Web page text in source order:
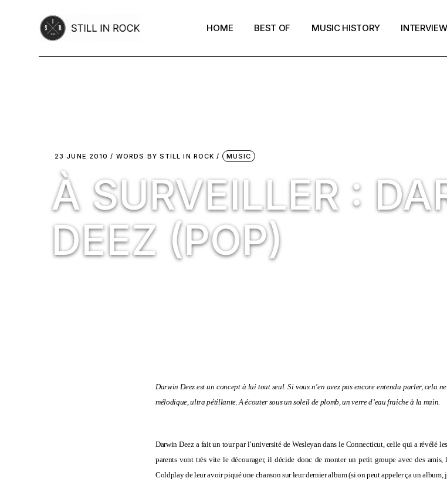
HOME BEST OF MUSIC HISTORY
23 JUNE 2010 WORDS BY STILL IN ROCK MUSIC
À SURVEILLER :
DEEZ (POP)
Darwin Deez est un concept à lui tout seul. Si vous n’en avez pas encore entendu parler, cela
mélodique, ultra pétillante. A écouter sous un soleil de plomb, un verre d’eau fraiche à la main.
Darwin Deez a fait un tour par l’université de Wesleyan dans le Connecticut, celle qui a révélé les
parents vont très vite le décourager, il décide donc de monter un petit groupe avec des amis,
Coldplay de leur avoir piqué une chanson sur leur dernier album (si on peut appeler ça un album,